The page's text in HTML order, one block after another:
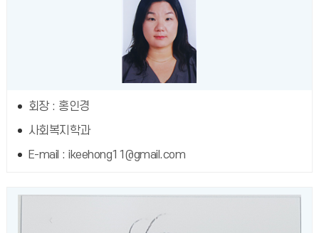
회장 : 홍인경
사회복지학과
E-mail : ikeehong11@gmail.com